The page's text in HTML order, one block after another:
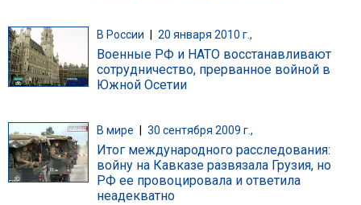
В России 20 января 2010 г.,
Военные РФ и НАТО восстанавливают
сотрудничество, прерванное войной в
Южной Осетии
В мире 30 сентября 2009 г.,
Итог международного расследования:
войну на Кавказе развязала Грузия, но
РФ ее провоцировала и ответила
неадекватно